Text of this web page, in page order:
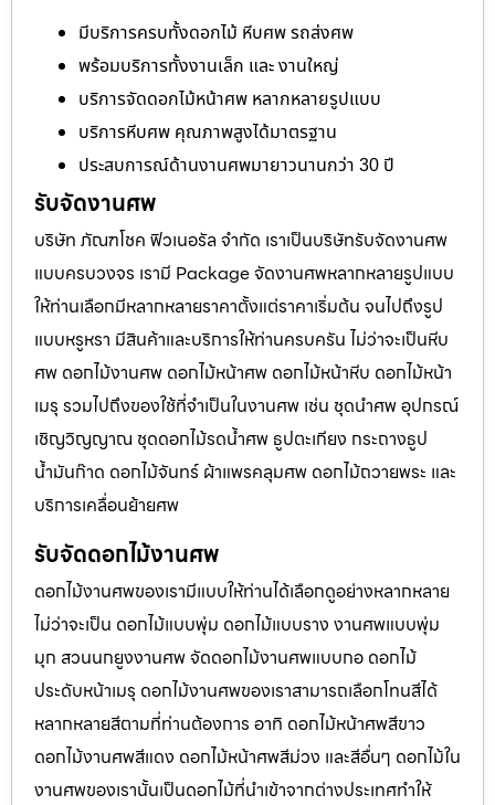
มีบริการครบทั้งดอกไม้ หีบศพ รถส่งศพ
พร้อมบริการทั้งงานเล็ก และ งานใหญ่
บริการจัดดอกไม้หน้าศพ หลากหลายรูปแบบ
บริการหีบศพ คุณภาพสูงได้มาตรฐาน
ประสบการณ์ด้านงานศพมายาวนานกว่า 30 ปี
รับจัดงานศพ
บริษัท ภัณฑโชค ฟิวเนอรัล จำกัด เราเป็นบริษัทรับจัดงานศพ
แบบครบวงจร เรามี Package จัดงานศพหลากหลายรูปแบบ
ให้ท่านเลือกมีหลากหลายราคาตั้งแต่ราคาเริ่มต้น จนไปถึงรูป
แบบหรูหรา มีสินค้าและบริการให้ท่านครบครัน ไม่ว่าจะเป็นหีบ
ศพ ดอกไม้งานศพ ดอกไม้หน้าศพ ดอกไม้หน้าหีบ ดอกไม้หน้า
เมรุ รวมไปถึงของใช้ที่จำเป็นในงานศพ เช่น ชุดนำศพ อุปกรณ์
เชิญวิญญาณ ชุดดอกไม้รดน้ำศพ ธูปตะเกียง กระถางธูป
น้ำมันก๊าด ดอกไม้จันทร์ ผ้าแพรคลุมศพ ดอกไม้ถวายพระ และ
บริการเคลื่อนย้ายศพ
รับจัดดอกไม้งานศพ
ดอกไม้งานศพของเรามีแบบให้ท่านได้เลือกดูอย่างหลากหลาย
ไม่ว่าจะเป็น ดอกไม้แบบพุ่ม ดอกไม้แบบราง งานศพแบบพุ่ม
มุก สวนนกยูงงานศพ จัดดอกไม้งานศพแบบกอ ดอกไม้
ประดับหน้าเมรุ ดอกไม้งานศพของเราสามารถเลือกโทนสีได้
หลากหลายสีตามที่ท่านต้องการ อาทิ ดอกไม้หน้าศพสีขาว
ดอกไม้งานศพสีแดง ดอกไม้หน้าศพสีม่วง และสีอื่นๆ ดอกไม้ใน
งานศพของเรานั้นเป็นดอกไม้ที่นำเข้าจากต่างประเทศทำให้